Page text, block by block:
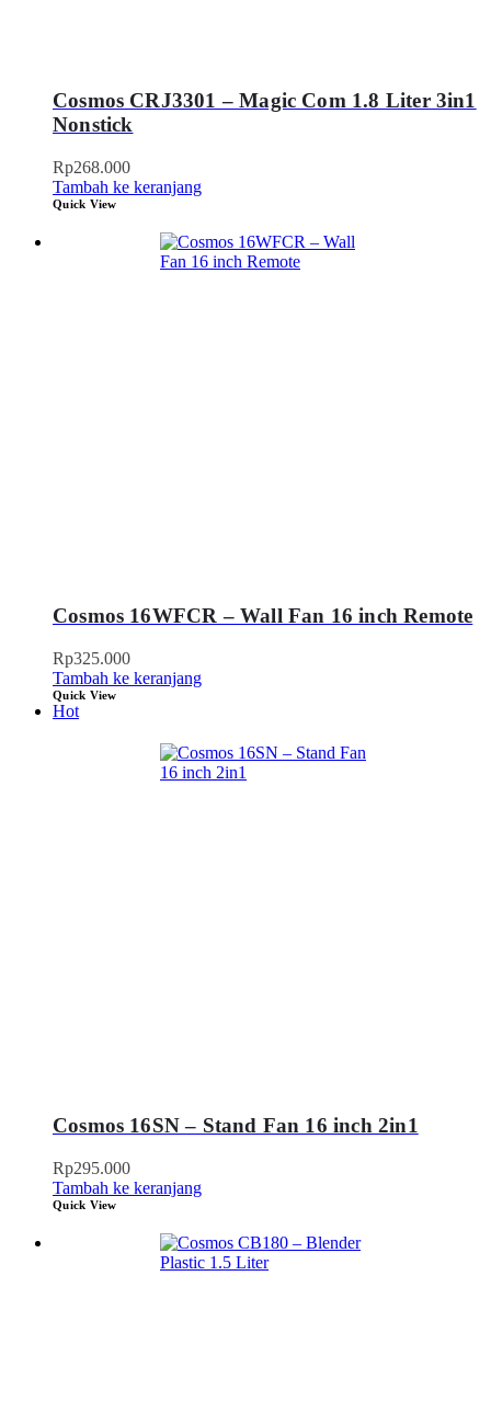
Cosmos CRJ3301 – Magic Com 1.8 Liter 3in1
Nonstick
Rp268.000
Tambah ke keranjang
Quick View
Cosmos 16WFCR – Wall Fan 16 inch Remote
Rp325.000
Tambah ke keranjang
Quick View
Hot
Cosmos 16SN – Stand Fan 16 inch 2in1
Rp295.000
Tambah ke keranjang
Quick View